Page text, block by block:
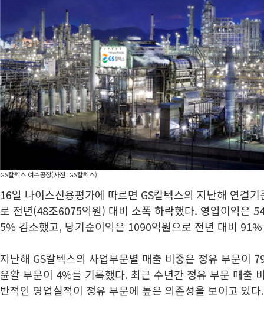
GS칼텍스 여수공장(사진=GS칼텍스)
16일 나이스신용평가에 따르면 GS칼텍스의 지난해 연결
로 전년(48조6075억원) 대비 소폭 하락했다. 영업이익은
5% 감소했고, 당기순이익은 1090억원으로 전년 대비
지난해 GS칼텍스의 사업부문별 매출 비중은 정유 부문이
윤활 부문이 4%를 기록했다. 최근 수년간 정유 부문 매출
반적인 영업실적이 정유 부문에 높은 의존성을 보이고 있다.